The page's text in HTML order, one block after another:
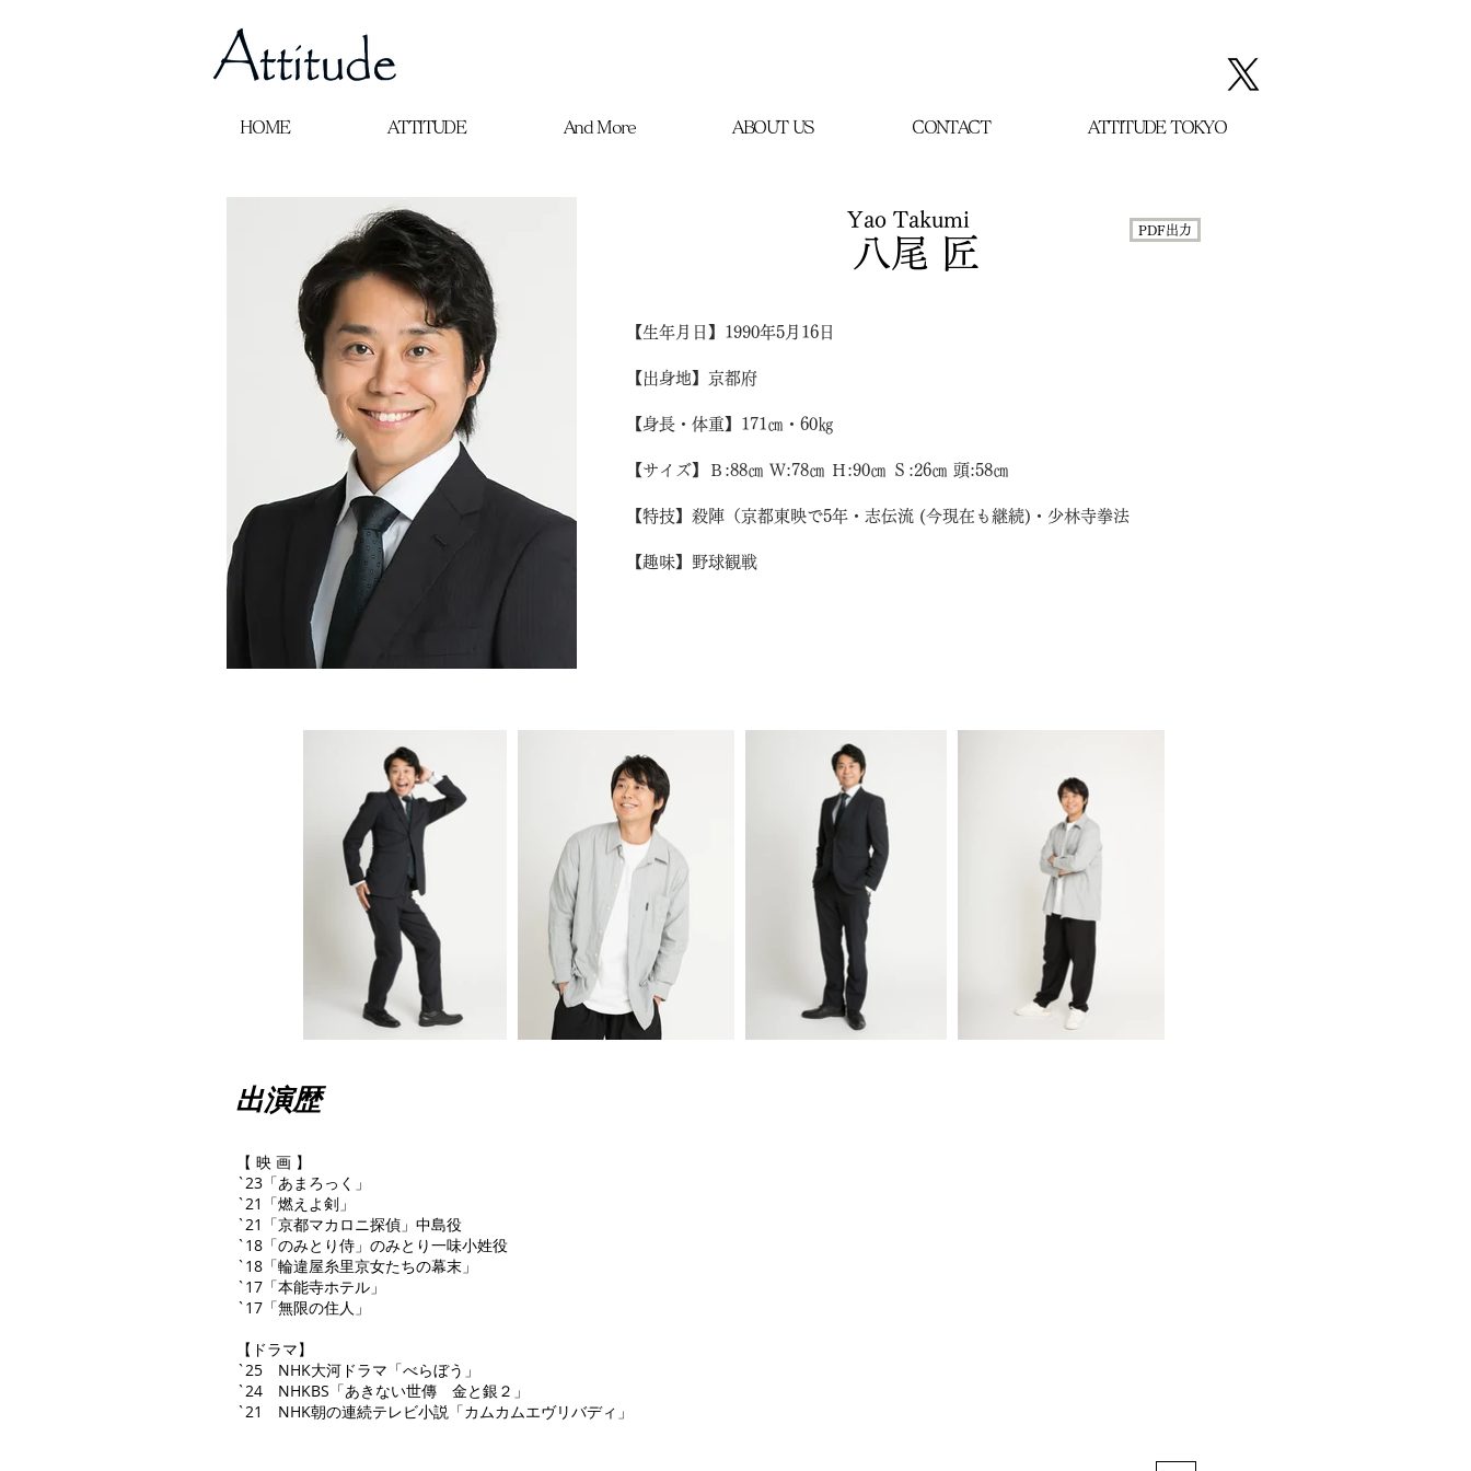
HOME ATTITUDE And More ABOUT US CONTACT ATTITUDE TOKYO
Yao Takumi
八尾 匠
PDF出力
【生年月日】1990年5月16日
【出身地】京都府
【身長・体重】171㎝・60㎏
【サイズ】Ｂ:88㎝ Ｗ:78㎝ Ｈ:90㎝ Ｓ:26㎝ 頭:58㎝
【特技】殺陣（京都東映で5年・志伝流 (今現在も継続)・ 少林寺拳法
【趣味】野球観戦
出演歴
【 映 画 】
`23「あまろっく」
`21「燃えよ剣」
`21「京都マカロニ探偵」中島役
`18「のみとり侍」のみとり一味小姓役
`18「輪違屋⽷⾥京⼥たちの幕末」
`17「本能寺ホテル」
`17「無限の住⼈」
【ドラマ】
`25 NHK大河ドラマ「べらぼう」
`24 NHKBS「あきない世傳 金と銀２」
`21 NHK朝の連続テレビ小説「カムカムエヴリバディ」